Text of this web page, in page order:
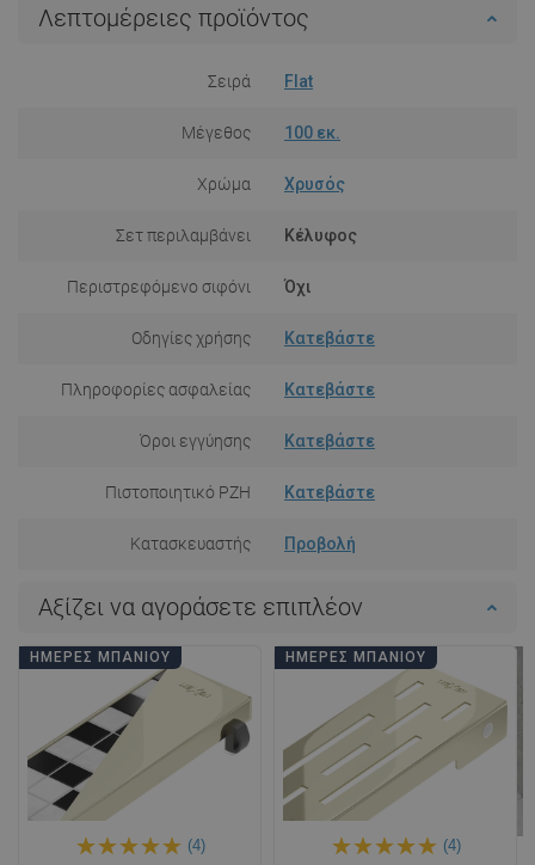
Λεπτομέρειες προϊόντος
Σειρά Flat
Μέγεθος 100 εκ.
Χρώμα Χρυσός
Σετ περιλαμβάνει Κέλυφος
Περιστρεφόμενο σιφόνι Όχι
Οδηγίες χρήσης Κατεβάστε
Πληροφορίες ασφαλείας Κατεβάστε
Όροι εγγύησης Κατεβάστε
Πιστοποιητικό PZH Κατεβάστε
Κατασκευαστής Προβολή
Αξίζει να αγοράσετε επιπλέον
ΗΜΈΡΕΣ ΜΠΆΝΙΟΥ
(4)
ΗΜΈΡΕΣ ΜΠΆΝΙΟΥ
(4)